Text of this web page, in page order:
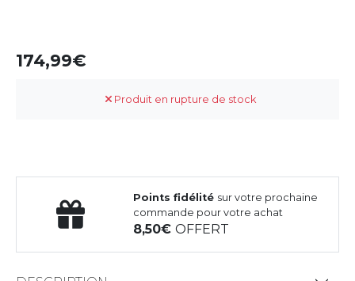
174,99
Produit en rupture de stock
Points fidélité sur votre prochaine
commande pour votre achat
8,50OFFERT